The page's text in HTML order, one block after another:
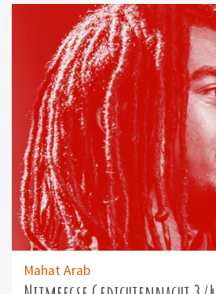
Mahat Arab